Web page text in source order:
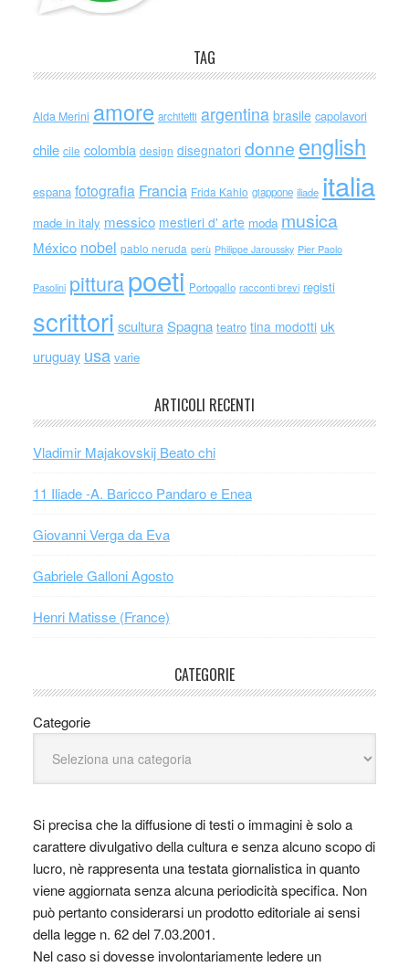
TAG
Alda Merini amore architetti argentina brasile capolavori
chile cile colombia design disegnatori donne english
espana fotografia Francia Frida Kahlo giappone iliade italia
made in italy messico mestieri d' arte moda musica
México nobel pablo neruda perù Philippe Jaroussky Pier Paolo
Pasolini pitturapoeti Portogallo racconti brevi registi
scrittori scultura Spagna teatro tina modotti uk
uruguay usa varie
ARTICOLI RECENTI
Vladimir Majakovskij Beato chi
11 Iliade -A. Baricco Pandaro e Enea
Giovanni Verga da Eva
Gabriele Galloni Agosto
Henri Matisse (France)
CATEGORIE
Categorie
Si precisa che la diffusione di testi o immagini è solo a
carattere divulgativo della cultura e senza alcuno scopo di
lucro, nè rappresenta una testata giornalistica in quanto
viene aggiornata senza alcuna periodicità specifica. Non
può pertanto considerarsi un prodotto editoriale ai sensi
della legge n. 62 del 7.03.2001.
Nel caso si dovesse involontariamente ledere un